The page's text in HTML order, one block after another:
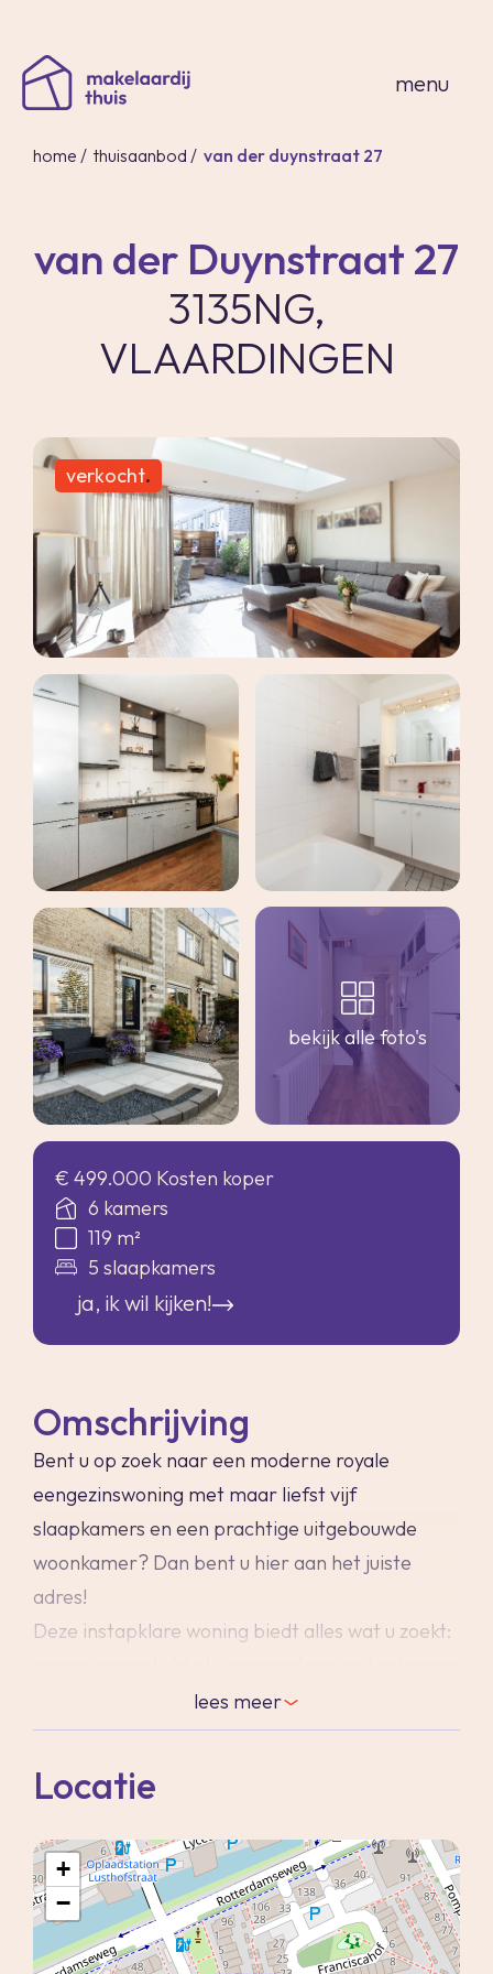
menu
sluiten
home
thuisaanbod
over ons
contact
inloggen
maak een afspraak
home / thuisaanbod / van der duynstraat 27
van der Duynstraat 27
3135NG,
VLAARDINGEN
verkocht.
bekijk alle foto's
€ 499.000 Kosten koper
6 kamers
119 m²
5 slaapkamers
ja, ik wil kijken!
Omschrijving
Bent u op zoek naar een moderne royale
eengezinswoning met maar liefst vijf
slaapkamers en een prachtige uitgebouwde
woonkamer? Dan bent u hier aan het juiste
adres!
Deze instapklare woning biedt alles wat u zoekt:
een mooi aangelegde voor- en achtertuin. Op
de eerste verdieping treft u drie volwaardige
slaapkamers en een nette badkamer. En alsof
dat nog niet genoeg is, beschikt de tweede
verdieping over nog eens twee ruime
slaapkamers, een praktische wasruimte en een
heerlijk dakterras op het westen. Perfect om
van de avondzon te genieten.
lees meer
Locatie
+
−